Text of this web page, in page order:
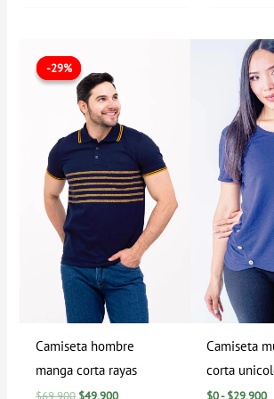
-29%
-29%
Camiseta hombre
manga corta rayas
precio
original
era:
$69.900.
es:
$49.900.
Camiseta
corta